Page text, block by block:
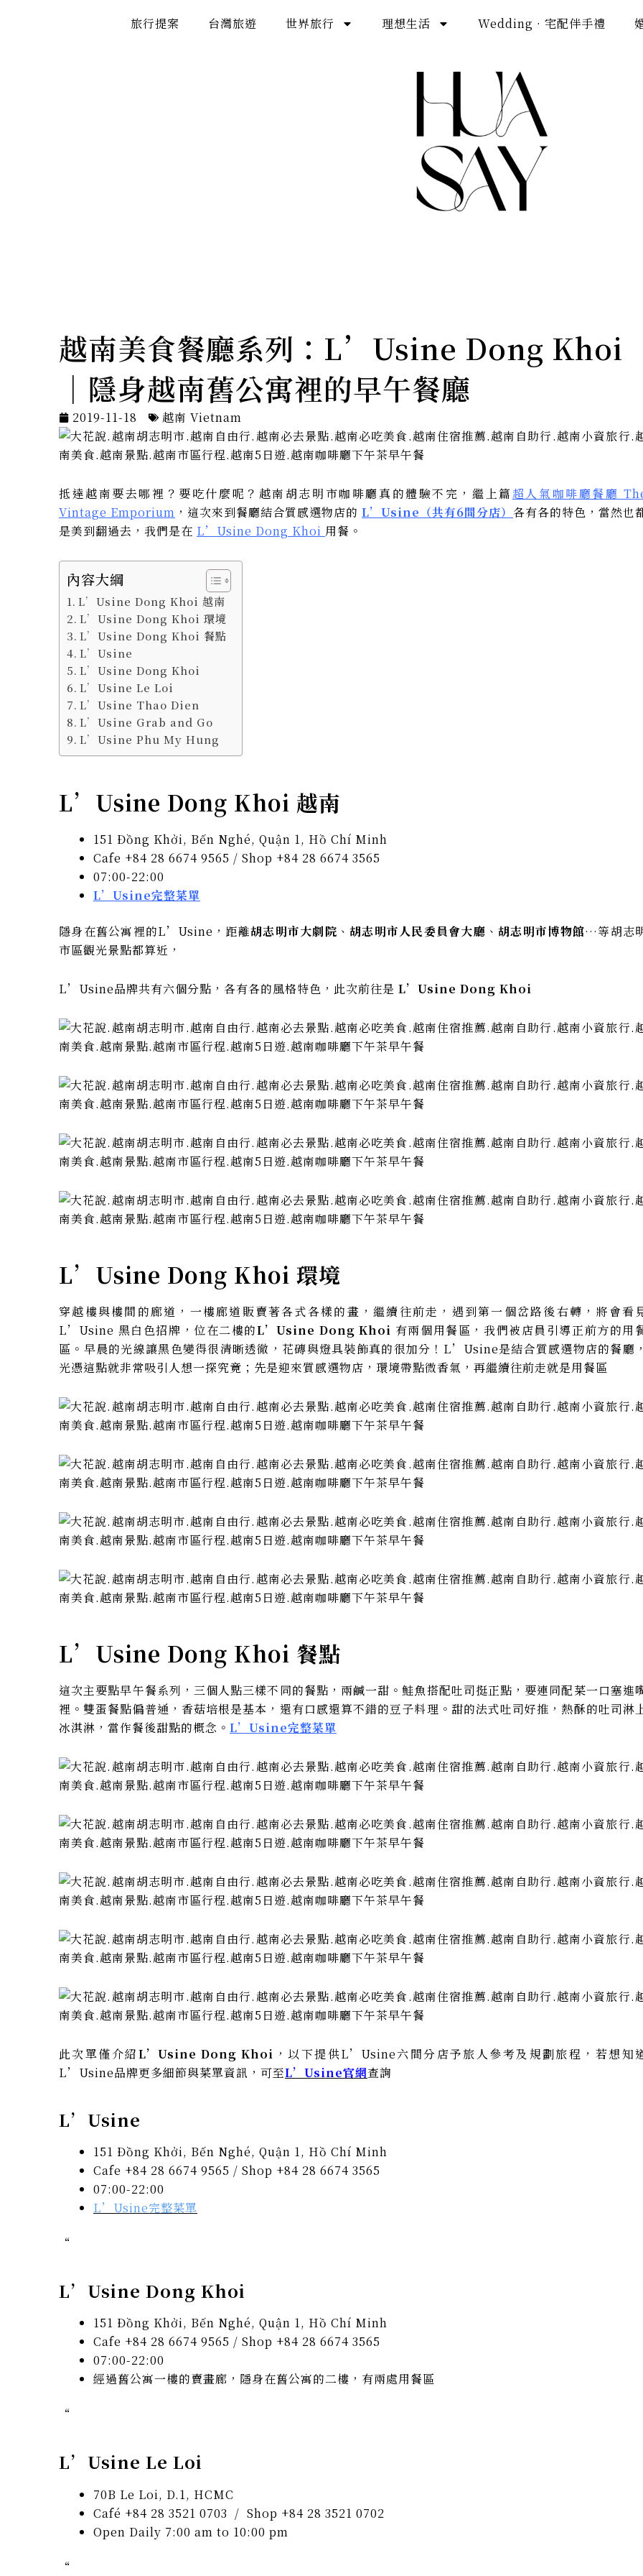
旅行提案 台灣旅遊 世界旅行 理想生活 Wedding · 宅配伴手禮
越南美食餐廳系列：L’Usine Dong Khoi
｜隱身越南舊公寓裡的早午餐廳
2019-11-18 越南 Vietnam
抵達越南要去哪裡？要吃什麼呢？越南胡志明市咖啡廳真的體驗不完，繼上篇 超人氣咖啡廳餐廳
Vintage Emporium ，這次來到餐廳結合質感選物店的 L’Usine（共有6間分店） 各有各的特色，當然也
是美到翻過去，我們是在 L’Usine Dong Khoi 用餐。
內容大綱
L’Usine Dong Khoi 越南
L’Usine Dong Khoi 環境
L’Usine Dong Khoi 餐點
L’Usine
L’Usine Dong Khoi
L’Usine Le Loi
L’Usine Thao Dien
L’Usine Grab and Go
L’Usine Phu My Hung​​​​​​​
L’Usine Dong Khoi 越南
151 Đồng Khởi, Bến Nghé, Quận 1, Hồ Chí Minh
Cafe +84 28 6674 9565 / Shop +84 28 6674 3565
07:00-22:00
L’Usine完整菜單
隱身在舊公寓裡的L’Usine，距離胡志明市大劇院 、胡志明市人民委員會大廳 、胡志明市博物館…等胡志
市區觀光景點都算近，
L’Usine品牌共有六個分點，各有各的風格特色，此次前往是 L’Usine Dong Khoi
L’Usine Dong Khoi 環境
穿越樓與樓間的廊道，一樓廊道販賣著各式各樣的畫，繼續往前走，遇到第一個岔路後右轉，將會看
L’Usine 黑白色招牌，位在二樓的L’Usine Dong Khoi 有兩個用餐區，我們被店員引導正前方的用
區。早晨的光線讓黑色變得很清晰透徹，花磚與燈具裝飾真的很加分！L’Usine是結合質感選物店的餐廳
光憑這點就非常吸引人想一探究竟；先是迎來質感選物店，環境帶點微香氣，再繼續往前走就是用餐區
L’Usine Dong Khoi 餐點
這次主要點早午餐系列，三個人點三樣不同的餐點，兩鹹一甜。鮭魚搭配吐司挺正點，要連同配菜一口塞進
裡。雙蛋餐點偏普通，香菇培根是基本，還有口感還算不錯的豆子料理。甜的法式吐司好推，熱酥的吐司淋
冰淇淋，當作餐後甜點的概念。 L’Usine完整菜單
此次單僅介紹L’Usine Dong Khoi ，以下提供L’Usine六間分店予旅人參考及規劃旅程，若想知
L’Usine品牌更多細節與菜單資訊，可至L’Usine官網查詢
L’Usine
151 Đồng Khởi, Bến Nghé, Quận 1, Hồ Chí Minh
Cafe +84 28 6674 9565 / Shop +84 28 6674 3565
07:00-22:00
L’Usine完整菜單
“
L’Usine Dong Khoi
151 Đồng Khởi, Bến Nghé, Quận 1, Hồ Chí Minh
Cafe +84 28 6674 9565 / Shop +84 28 6674 3565
07:00-22:00
經過舊公寓一樓的賣畫廊，隱身在舊公寓的二樓，有兩處用餐區
“
L’Usine Le Loi
70B Le Loi, D.1, HCMC
Café +84 28 3521 0703 / Shop +84 28 3521 0702
Open Daily 7:00 am to 10:00 pm
“